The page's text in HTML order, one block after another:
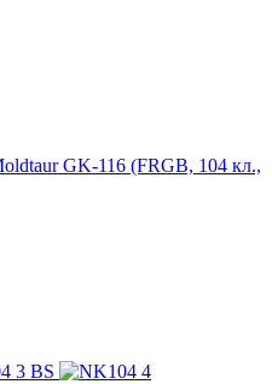
GK-116 (FRGB, 104 кл.,